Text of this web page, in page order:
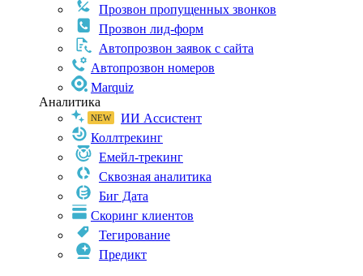
Прозвон пропущенных звонков
Прозвон лид-форм
Автопрозвон заявок с сайта
Автопрозвон номеров
Marquiz
Аналитика
ИИ Ассистент
Коллтрекинг
Емейл-трекинг
Сквозная аналитика
Биг Дата
Скоринг клиентов
Тегирование
Предикт